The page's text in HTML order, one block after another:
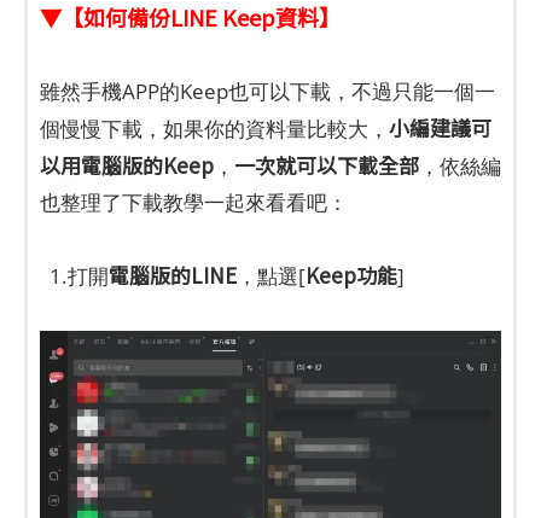
▼【如何備份LINE Keep資料】
雖然手機APP的Keep也可以下載，不過只能一個一
個慢慢下載，如果你的資料量比較大， 小編建議可
以用電腦版的Keep ， 一次就可以下載全部 ，依絲編
也整理了下載教學一起來看看吧：
1.打開電腦版的LINE ，點選[Keep功能]